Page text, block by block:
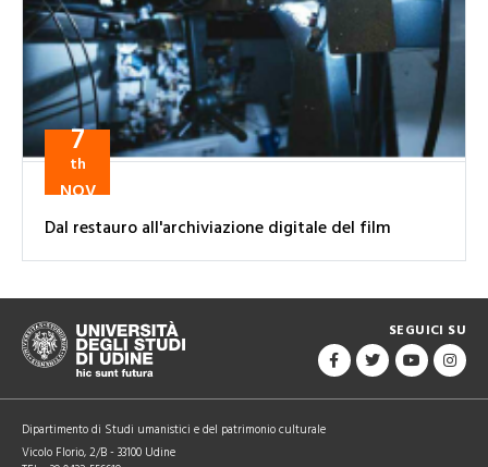
7
th
NOV
Dal restauro all'archiviazione digitale del film
SEGUICI SU
Dipartimento di Studi umanistici e del patrimonio culturale
Vicolo Florio, 2/B - 33100 Udine